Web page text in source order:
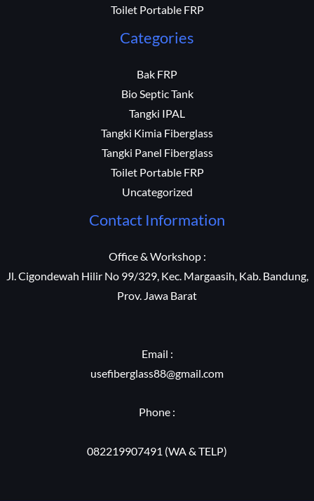
Toilet Portable FRP
Categories
Bak FRP
Bio Septic Tank
Tangki IPAL
Tangki Kimia Fiberglass
Tangki Panel Fiberglass
Toilet Portable FRP
Uncategorized
Contact Information
Office & Workshop :
Jl. Cigondewah Hilir No 99/329, Kec. Margaasih, Kab. Bandung,
Prov. Jawa Barat
Email :
usefiberglass88@gmail.com
Phone :
082219907491 (WA & TELP)